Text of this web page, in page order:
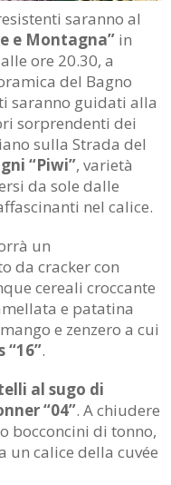
saranno al
e Montagna”in
ore 20.30, a
del Bagno
saranno guidati alla
sorprendenti dei
sulla Strada del
“Piwi”, varietà
da sole dalle
nel calice.
un
da cracker con
cereali croccante
e patatina
e zenzero a cui
“16”.
al sugo di
“04”. A chiudere
bocconcini di tonno,
un calice della cuvée